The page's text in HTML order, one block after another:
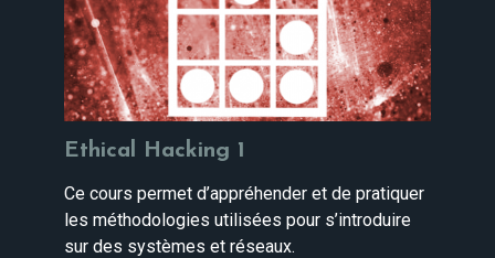
Ethical Hacking 1
Ce cours permet d’appréhender et de pratiquer
les méthodologies utilisées pour s’introduire
sur des systèmes et réseaux.